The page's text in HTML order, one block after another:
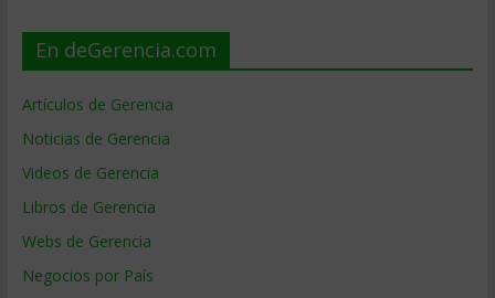
En deGerencia.com
Artículos de Gerencia
Noticias de Gerencia
Videos de Gerencia
Libros de Gerencia
Webs de Gerencia
Negocios por País